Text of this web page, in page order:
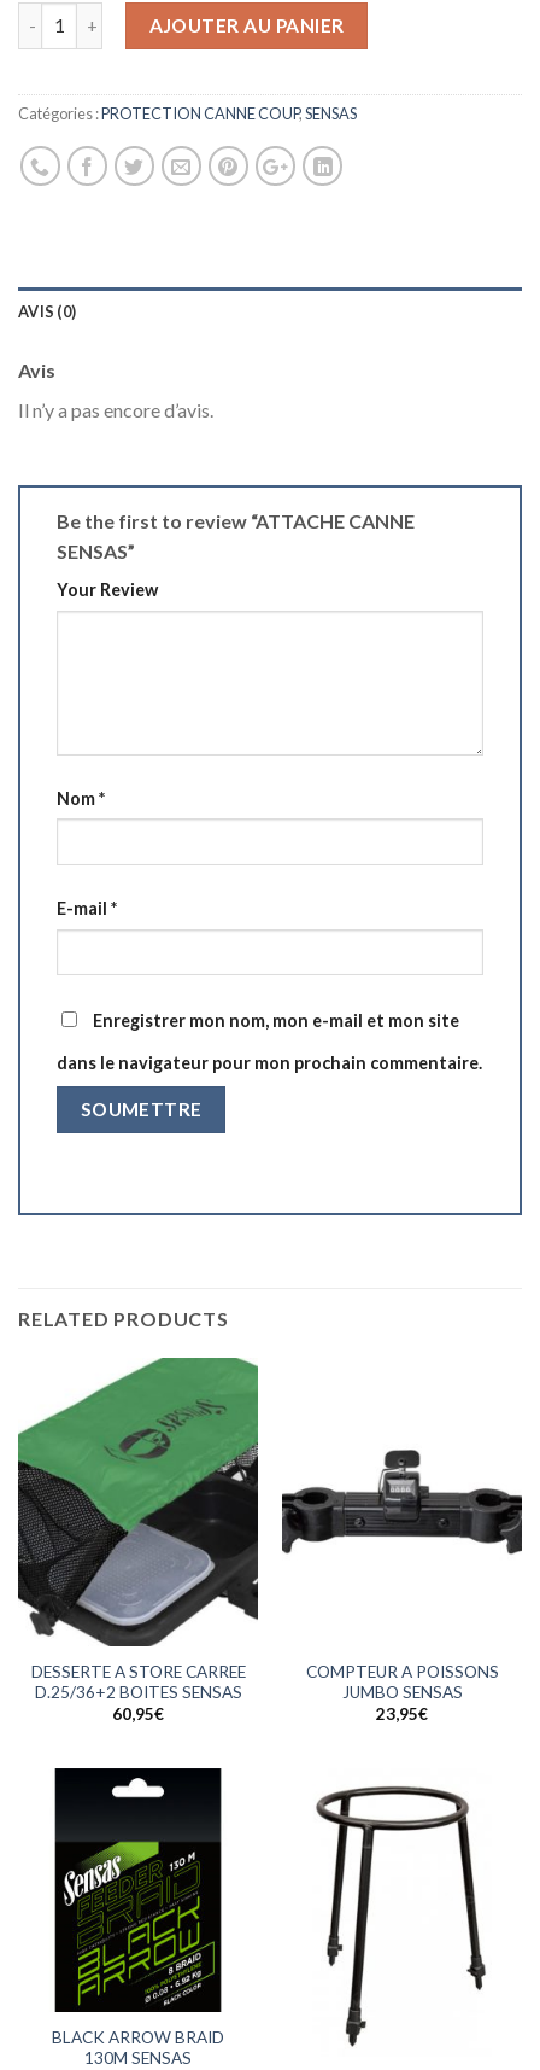
AJOUTER AU PANIER
Catégories :PROTECTION CANNE COUP,SENSAS
AVIS (0)
Avis
Il n’y a pas encore d’avis.
Be the first to review “ATTACHE CANNE
SENSAS”
Your Review
Nom*
E-mail *
Enregistrer mon nom, mon e-mail et mon site
dans le navigateur pour mon prochain commentaire.
RELATED PRODUCTS
DESSERTE A STORE CARREE
D.25/36+2 BOITES SENSAS
60,95€
COMPTEUR A POISSONS
JUMBO SENSAS
23,95€
BLACK ARROW BRAID
130M SENSAS